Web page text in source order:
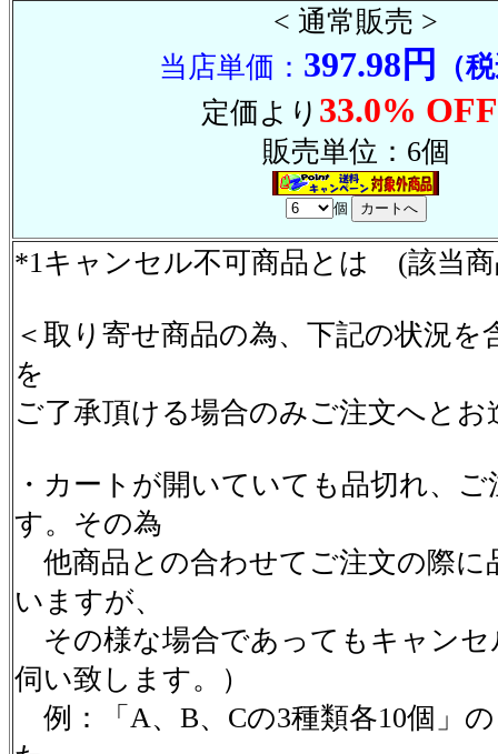
< 通常販売 >
当店単価： 397.98円
（
定価より 33.0%
販売単位：6個
個
*1キャンセル不可商品とは (該当
＜取り寄せ商品の為、下記の状況
を
ご了承頂ける場合のみご注文へとお
・カートが開いていても品切れ、
す。その為
他商品との合わせてご注文の際に
いますが、
その様な場合であってもキャンセ
伺い致します。）
例：「A、B、Cの3種類各10個」